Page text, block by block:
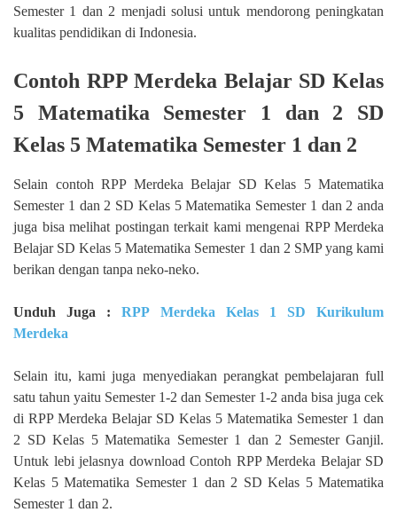
Semester 1 dan 2 menjadi solusi untuk mendorong peningkatan
kualitas pendidikan di Indonesia.
Contoh RPP Merdeka Belajar SD Kelas
5 Matematika Semester 1 dan 2 SD
Kelas 5 Matematika Semester 1 dan 2
Selain contoh RPP Merdeka Belajar SD Kelas 5 Matematika
Semester 1 dan 2 SD Kelas 5 Matematika Semester 1 dan 2 anda
juga bisa melihat postingan terkait kami mengenai RPP Merdeka
Belajar SD Kelas 5 Matematika Semester 1 dan 2 SMP yang kami
berikan dengan tanpa neko-neko.
Unduh Juga :RPP Merdeka Kelas 1 SD Kurikulum
Merdeka
Selain itu, kami juga menyediakan perangkat pembelajaran full
satu tahun yaitu Semester 1-2 dan Semester 1-2 anda bisa juga cek
di RPP Merdeka Belajar SD Kelas 5 Matematika Semester 1 dan
2 SD Kelas 5 Matematika Semester 1 dan 2 Semester Ganjil.
Untuk lebi jelasnya download Contoh RPP Merdeka Belajar SD
Kelas 5 Matematika Semester 1 dan 2 SD Kelas 5 Matematika
Semester 1 dan 2.